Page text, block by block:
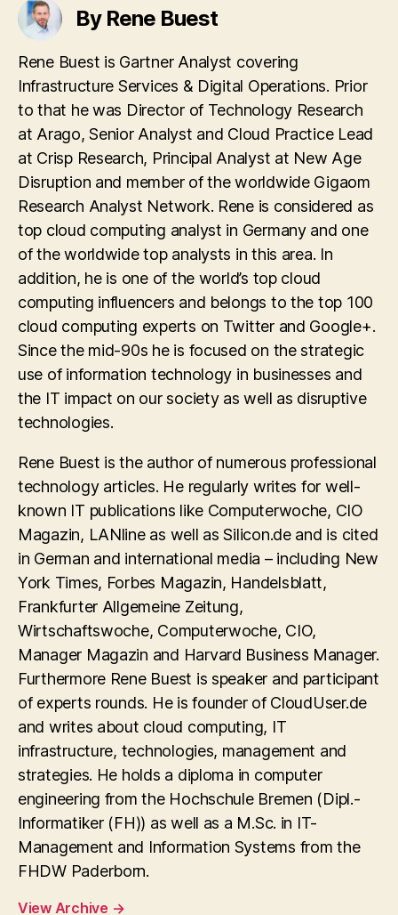
By Rene Buest
Rene Buest is Gartner Analyst covering
Infrastructure Services & Digital Operations. Prior
to that he was Director of Technology Research
at Arago, Senior Analyst and Cloud Practice Lead
at Crisp Research, Principal Analyst at New Age
Disruption and member of the worldwide Gigaom
Research Analyst Network. Rene is considered as
top cloud computing analyst in Germany and one
of the worldwide top analysts in this area. In
addition, he is one of the world’s top cloud
computing influencers and belongs to the top 100
cloud computing experts on Twitter and Google+.
Since the mid-90s he is focused on the strategic
use of information technology in businesses and
the IT impact on our society as well as disruptive
technologies.
Rene Buest is the author of numerous professional
technology articles. He regularly writes for well-
known IT publications like Computerwoche, CIO
Magazin, LANline as well as Silicon.de and is cited
in German and international media – including New
York Times, Forbes Magazin, Handelsblatt,
Frankfurter Allgemeine Zeitung,
Wirtschaftswoche, Computerwoche, CIO,
Manager Magazin and Harvard Business Manager.
Furthermore Rene Buest is speaker and participant
of experts rounds. He is founder of CloudUser.de
and writes about cloud computing, IT
infrastructure, technologies, management and
strategies. He holds a diploma in computer
engineering from the Hochschule Bremen (Dipl.-
Informatiker (FH)) as well as a M.Sc. in IT-
Management and Information Systems from the
FHDW Paderborn.
View Archive →